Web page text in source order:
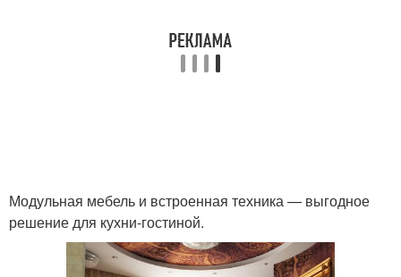
Модульная мебель и встроенная техника — выгодное
решение для кухни-гостиной.